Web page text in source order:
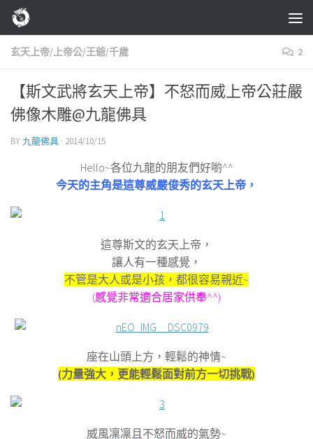
Skip to content
玄天上帝/上帝公/王爺/千歲 2
【斯文武將玄天上帝】不怒而威上帝公莊嚴
佛像木雕@九龍佛具
BY 九龍佛具 · 2014/10/15
Hello~各位九龍的朋友們好喲^^
今天的主角是這尊威嚴俊秀的玄天上帝，
這尊斯文的玄天上帝，
讓人有一種感覺，
不管是大人或是小孩，都很容易親近~
(感覺非常適合居家供奉^^)
座在山頭上方，輕鬆的神情~
(力量強大，更能輕鬆面對前方一切挑戰)
威風凜凜且不怒而威的氣勢~